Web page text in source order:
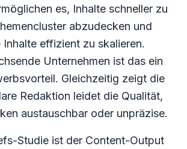
es, Inhalte schneller zu
abzudecken und
Inhalte effizient zu skalieren.
Unternehmen ist das ein
Gleichzeitig zeigt die
Redaktion leidet die Qualität,
austauschbar oder unpräzise.
Studie ist der Content-Output